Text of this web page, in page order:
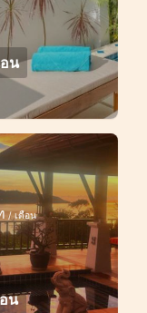
น
เล
/ เดือน
น